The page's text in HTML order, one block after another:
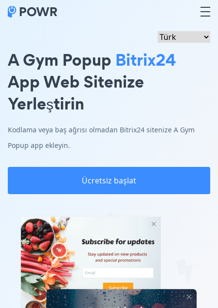
A Gym Popup Bitrix24
App Web Sitenize
Yerleştirin
Kodlama veya baş ağrısı olmadan Bitrix24 sitenize A Gym
Popup app ekleyin.
Ücretsiz başlat